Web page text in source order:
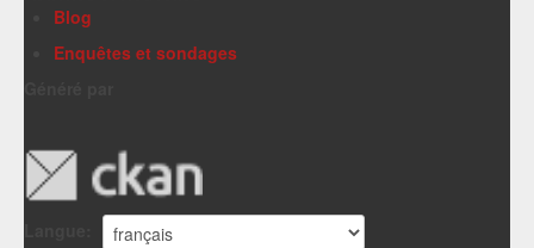
Blog
Enquêtes et sondages